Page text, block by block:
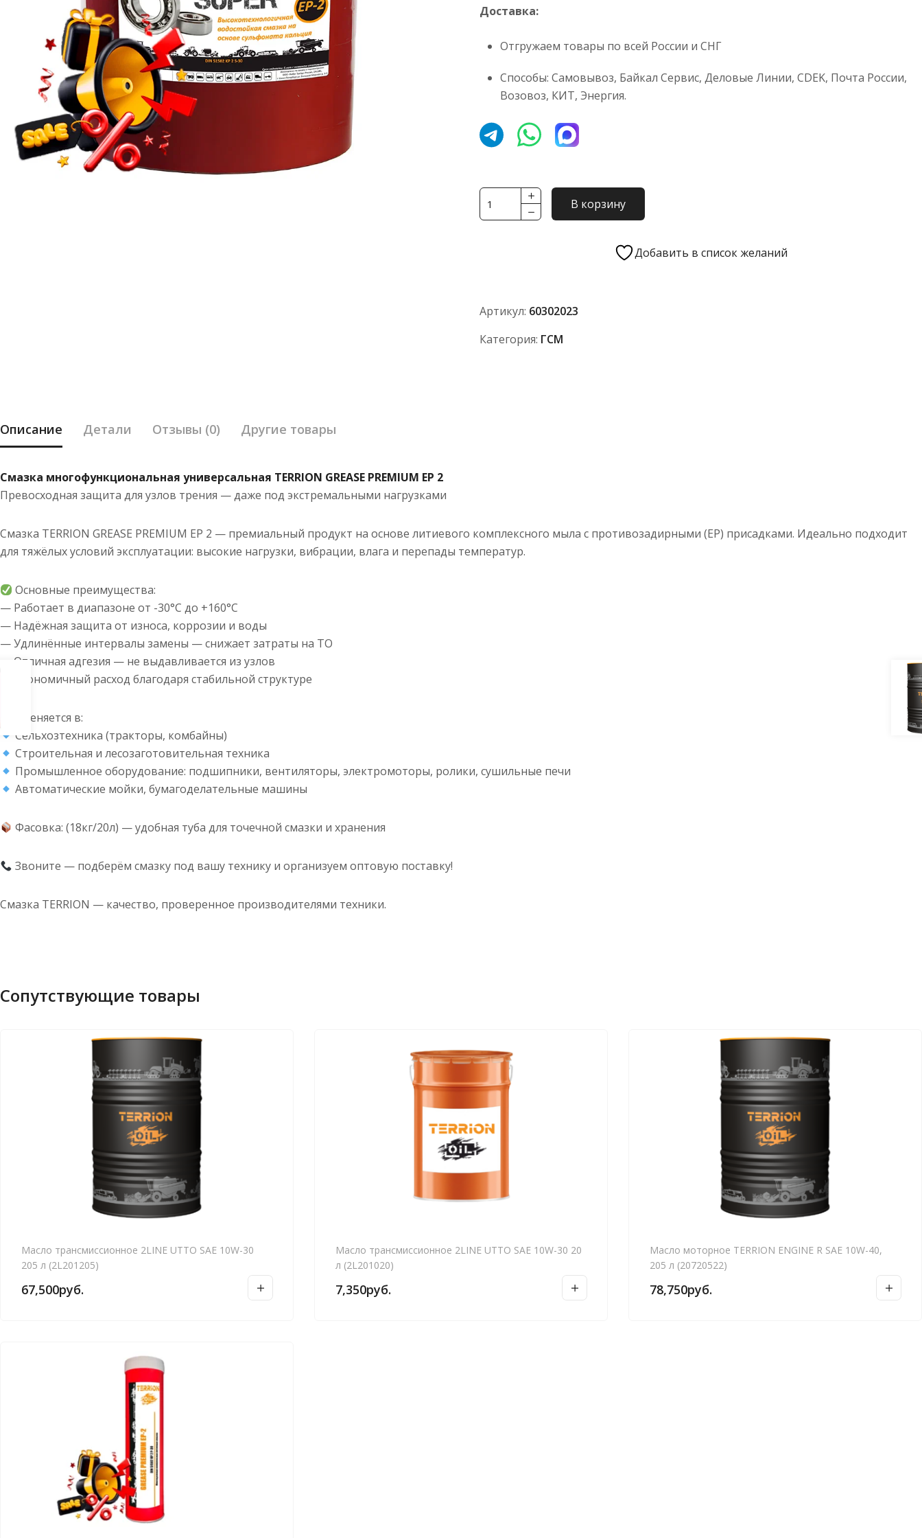
Доставка:
Отгружаем товары по всей России и СНГ
Способы: Самовывоз, Байкал Сервис, Деловые Линии, CDEK, Почта России,
Возовоз, КИТ, Энергия.
Количество
товара
PREMIUM
EP
В корзину
Добавить в список желаний
Артикул: 60302023
Категория: ГСМ
Описание Детали Отзывы (0) Другие товары
Смазка многофункциональная универсальная TERRION GREASE PREMIUM EP 2
Превосходная защита для узлов трения — даже под экстремальными нагрузками
Смазка TERRION GREASE PREMIUM EP 2 — премиальный продукт на основе литиевого комплексного мыла с противозадирными (EP) присадками. Идеально подходит
для тяжёлых условий эксплуатации: высокие нагрузки, вибрации, влага и перепады температур.
Основные преимущества:
— Работает в диапазоне от -30°C до +160°C
— Надёжная защита от износа, коррозии и воды
— Удлинённые интервалы замены — снижает затраты на ТО
— Отличная адгезия — не выдавливается из узлов
— Экономичный расход благодаря стабильной структуре
Применяется в:
Сельхозтехника (тракторы, комбайны)
Строительная и лесозаготовительная техника
Промышленное оборудование: подшипники, вентиляторы, электромоторы, ролики, сушильные печи
Автоматические мойки, бумагоделательные машины
Фасовка: (18кг/20л) — удобная туба для точечной смазки и хранения
Звоните — подберём смазку под вашу технику и организуем оптовую поставку!
Смазка TERRION — качество, проверенное производителями техники.
Сопутствующие товары
Масло трансмиссионное 2LINE UTTO SAE 10W-30
205 л (2L201205)
67,500руб.
Масло трансмиссионное 2LINE UTTO SAE 10W-30 20
л (2L201020)
7,350руб.
Масло моторное TERRION ENGINE R SAE 10W-40,
205 л (20720522)
78,750руб.